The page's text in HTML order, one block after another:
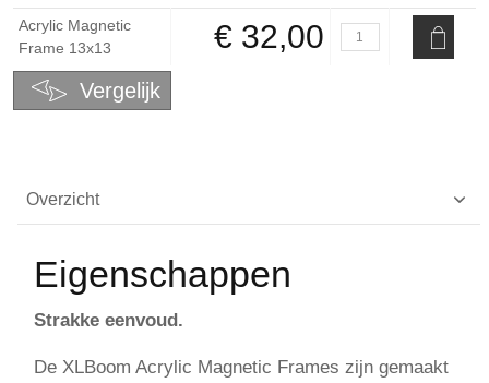
Acrylic Magnetic
Frame 13x13
€ 32,00
Vergelijk
Overzicht
Eigenschappen
Strakke eenvoud.
De XLBoom Acrylic Magnetic Frames zijn gemaakt